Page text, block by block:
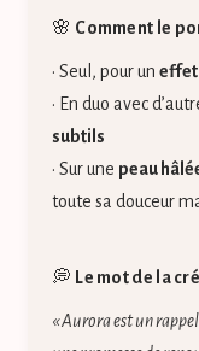
🌸 Comment le
• Seul, pour un effet
• En duo avec
subtils
• Sur une peau
toute sa douceur
💭 Le mot de la
« Aurora est un